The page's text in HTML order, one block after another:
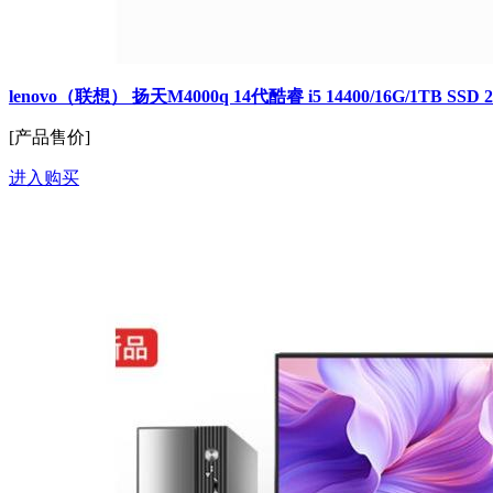
lenovo（联想） 扬天M4000q 14代酷睿 i5 14400/16G/1TB SSD
[产品售价]
进入购买